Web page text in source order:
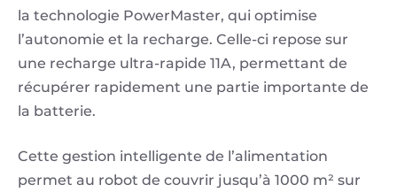
la technologie PowerMaster, qui optimise
l’autonomie et la recharge. Celle-ci repose sur
une recharge ultra-rapide 11A, permettant de
récupérer rapidement une partie importante de
la batterie.
Cette gestion intelligente de l’alimentation
permet au robot de couvrir jusqu’à 1000 m² sur